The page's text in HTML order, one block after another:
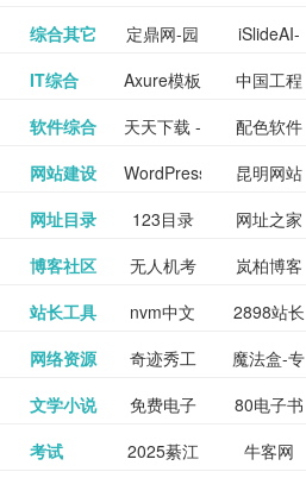
全 频
包括上映
影片的影
讯查询及
购票服
务。你可
_www.sanmao.com.cn_
素材免费
图库
nas论
坛|nas1.cn|nas1|nas
流社区
文写作-AI
毕业设计-
PPT模板
生成
讯飞星火-
懂我的AI
助手
综合其它 定鼎网-园
林景观建
筑室内设
iSlideAI-
一键生成
PPT模板
九章开物
IT综合 Axure模板
网
中国工程
科技知识
中心
牛品汇
软件综合 天天下载 -
绿色精品
软件应用
配色软件
园
yx12345
下载站
网站建设 WordPress
主题模板
下载_爱主
昆明网站
建设
深圳网站
建设
网址目录 123目录
网
网址之家
易推分类
目录网
博客社区 无人机考
证资讯网
岚柏博客
精易论坛
站长工具 nvm中文
网
2898站长
资源平台
SEO工具
- 站长之家
网络资源 奇迹秀工
具箱-设计
师必备设
魔法盒-专
业的游戏
动画特效
线报酷 -
专注线报
文学小说 免费电子
书下载
80电子书
_八零电子
钱如故
考试 2025綦江 牛客网